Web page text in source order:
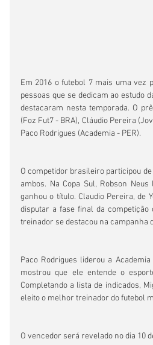
Em 2016 o futebol 7 mais uma vez
pessoas que se dedicam ao estudo
destacaram nesta temporada. O
(Foz Fut7 - BRA), Cláudio Pereira
Paco Rodrigues (Academia - PER).
O competidor brasileiro participou
ambos. Na Copa Sul, Robson
ganhou o título. Claudio Pereira, de
disputar a fase final da competição
treinador se destacou na campanha
Paco Rodrigues liderou a
mostrou que ele entende o
Completando a lista de indicados,
eleito o melhor treinador do futebol
O vencedor será revelado no dia 10